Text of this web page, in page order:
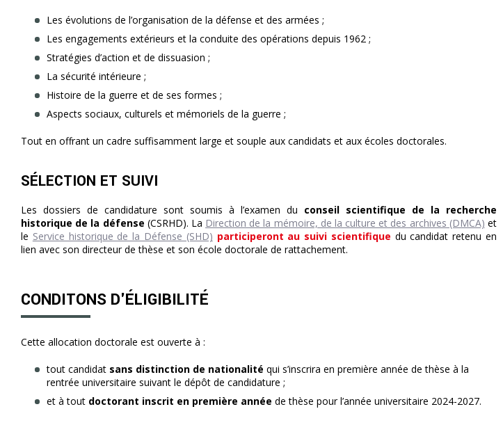
Les évolutions de l’organisation de la défense et des armées ;
Les engagements extérieurs et la conduite des opérations depuis 1962 ;
Stratégies d’action et de dissuasion ;
La sécurité intérieure ;
Histoire de la guerre et de ses formes ;
Aspects sociaux, culturels et mémoriels de la guerre ;
Tout en offrant un cadre suffisamment large et souple aux candidats et aux écoles doctorales.
SÉLECTION ET SUIVI
Les dossiers de candidature sont soumis à l’examen du conseil scientifique de la recherche
historique de la défense (CSRHD). La Direction de la mémoire, de la culture et des archives (DMCA) et
le Service historique de la Défense (SHD) participeront au suivi scientifique du candidat retenu en
lien avec son directeur de thèse et son école doctorale de rattachement.
CONDITONS D'ÉLIGIBILITÉ
Cette allocation doctorale est ouverte à :
tout candidat sans distinction de nationalité qui s’inscrira en première année de thèse à la
rentrée universitaire suivant le dépôt de candidature ;
et à tout doctorant inscrit en première année de thèse pour l’année universitaire 2024-2027.